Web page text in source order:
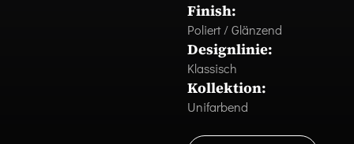
Finish:
Poliert / Glänzend
Designlinie:
Klassisch
Kollektion:
Unifarbend